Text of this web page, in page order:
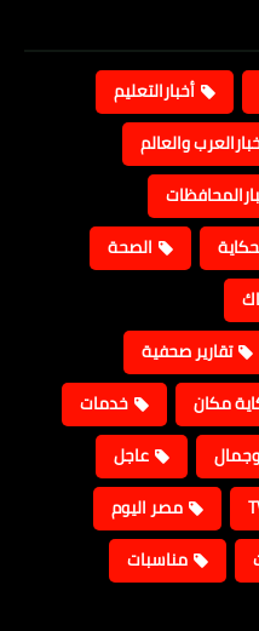
أخبارالتعليم
والعالم
الصحة
تقارير صحفية
مكان
خدمات
عاجل
مصر اليوم
مناسبات